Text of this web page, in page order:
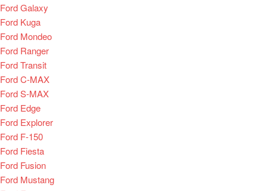
Ford Galaxy
Ford Kuga
Ford Mondeo
Ford Ranger
Ford Transit
Ford C-MAX
Ford S-MAX
Ford Edge
Ford Explorer
Ford F-150
Ford Fiesta
Ford Fusion
Ford Mustang